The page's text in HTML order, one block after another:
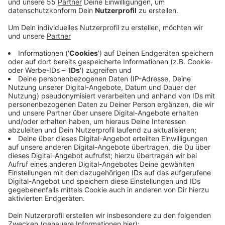
(09.04.) bis Donnerstag (10.04.) gesperrt. Genaue
Straßen.NRW nicht. Umleitungen werden
ausgeschildert sein.
Während der Sperrung des Tunnels werden für die
Buslinien 637 (Fahrtrichtung Wuppertal Barmen
Bahnhof), 647 (Hattingen), OV6 und OV7 (beide
Langenberg Bahnhof) Umleitungen erforderlich. Nach
der Haltestelle „Historisches Bürgerhaus“ werden die
Busse über die Hauptstraße zur Bedarfshaltestelle
„Langenberg Markt“ geleitet. Von dort fahren sie
weiter zur Haltestelle „Langenberg Bahnhof“. Die
Haltestelle „Panner Straße“ entfällt daher in
Fahrtrichtung des Langenbergers Bahnhofs für den
ebenfalls Umleitungen ausgeschildert.